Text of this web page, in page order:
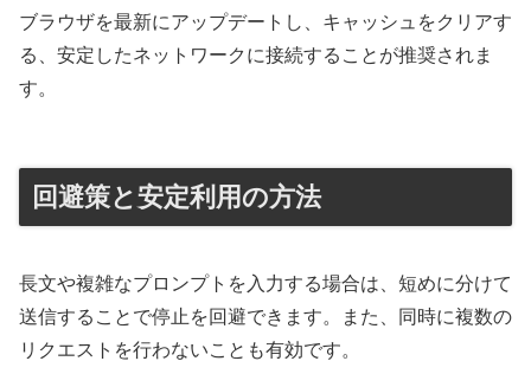
ブラウザを最新にアップデートし、キャッシュをクリアす
る、安定したネットワークに接続することが推奨されま
す。
回避策と安定利用の方法
長文や複雑なプロンプトを入力する場合は、短めに分けて
送信することで停止を回避できます。また、同時に複数の
リクエストを行わないことも有効です。